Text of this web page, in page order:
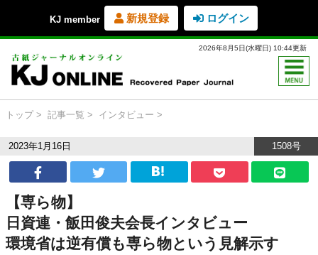
KJ member 新規登録 ログイン
2026年8月5日(水曜日) 10:44更新
トップ 記事一覧 インタビュー
2023年1月16日 1508号
【専ら物】
日資連・飯田俊夫会長インタビュー
環境省は逆有償も専ら物という見解示す